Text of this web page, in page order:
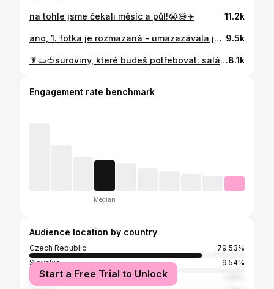
na tohle jsme čekali měsíc a půl!😭😅✈️ 11.2k
ano, 1. fotka je rozmazaná - umazazávala jsem lidi😂 Před x lety bych tuhle fotku v životě nepřidala… Ne protože bych nechtěla sdílet součást reality, ale protože jsem žila v tom, že když sportuješ, musíš mít přeci 100% „dokonalou“ postavu, a nedej bože celulitidu. 😭 A já vám chci připomenout, že i když běhám, tak ano, moje postava se trochu změnila, ale v čem se nezměnila, tak je celulitida. A holky, nemáme se za co stydět! ⭐️♥️ 9.5k
🥬🥒🍅suroviny, které budeš potřebovat: salát okurku rajčata papriku cizrnu kari sladkou papriku gyros koření tofu halloumi sýr těstoviny bílý jogurt hořčici video si ulož⭐️8.1k
Engagement rate benchmark
Median
Audience location by country
Czech Republic
79.53%
Slovakia
9.54%
United States
Start a Free Trial to Unlock